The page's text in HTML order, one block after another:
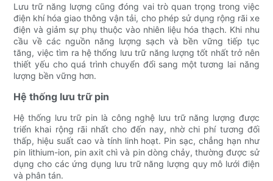
Lưu trữ năng lượng cũng đóng vai trò quan trọng trong việc
điện khí hóa giao thông vận tải, cho phép sử dụng rộng rãi xe
điện và giảm sự phụ thuộc vào nhiên liệu hóa thạch. Khi nhu
cầu về các nguồn năng lượng sạch và bền vững tiếp tục
tăng, việc tìm ra hệ thống lưu trữ năng lượng tốt nhất trở nên
thiết yếu cho quá trình chuyển đổi sang một tương lai năng
lượng bền vững hơn.
Hệ thống lưu trữ pin
Hệ thống lưu trữ pin là công nghệ lưu trữ năng lượng được
triển khai rộng rãi nhất cho đến nay, nhờ chi phí tương đối
thấp, hiệu suất cao và tính linh hoạt. Pin sạc, chẳng hạn như
pin lithium-ion, pin axit chì và pin dòng chảy, thường được sử
dụng cho các ứng dụng lưu trữ năng lượng quy mô lưới điện
và phân tán.